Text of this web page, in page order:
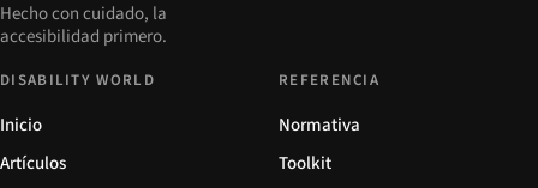
Hecho con cuidado, la
accesibilidad primero.
DISABILITY WORLD
Inicio
Artículos
REFERENCIA
Normativa
Toolkit